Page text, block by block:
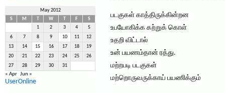
May 2012
S
M W F
S
1
2 3 4 5
6 7 8 9 10 11 12
13 14 15 16 17 18 19
20 21 22 23 24 25 26
27 28 29 30 31
« Apr Jun »
UserOnline
படகுகள் காத்திருக்கின்றன
உபயோகிக்க கற்றுக் கொள்
உதறி விட்டால்
உன் பயணம்தான் ரத்து.
மற்றபடி படகுகள்
மற்றொருவருக்காய் பயணிக்கும்